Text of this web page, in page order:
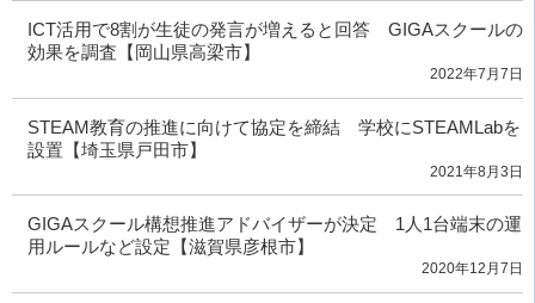
ICT活用で8割が生徒の発言が増えると回答 GIGAスクールの
効果を調査【岡山県高梁市】
2022年7月7日
STEAM教育の推進に向けて協定を締結 学校にSTEAMLabを
設置【埼玉県戸田市】
2021年8月3日
GIGAスクール構想推進アドバイザーが決定 1人1台端末の運
用ルールなど設定【滋賀県彦根市】
2020年12月7日